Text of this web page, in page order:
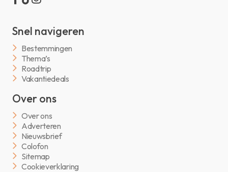
Snel navigeren
Bestemmingen
Thema’s
Roadtrip
Vakantiedeals
Over ons
Over ons
Adverteren
Nieuwsbrief
Colofon
Sitemap
Cookieverklaring